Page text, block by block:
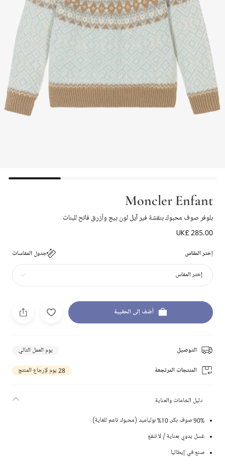
Moncler Enfant
بلوفر صوف محبوك بنقشة فير آيل لون بيج وأزرق فاتح للبنات
UK£ 285.00
إختر المقاس جدول المقاسات
إختر المقاس
أضف إلى الحقيبة
التوصيل يوم العمل التالي
المنتجات المرتجعة 28 يوم لإرجاع المنتج
دليل الخامات والعناية
90% صوف بكر، 10% بولياميد (محبوك ناعم للغاية)
غسل يدوي بعناية / لا تنقع
صنع في إيطاليا